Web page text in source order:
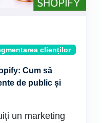
clienților
Cum să
de public și
un marketing